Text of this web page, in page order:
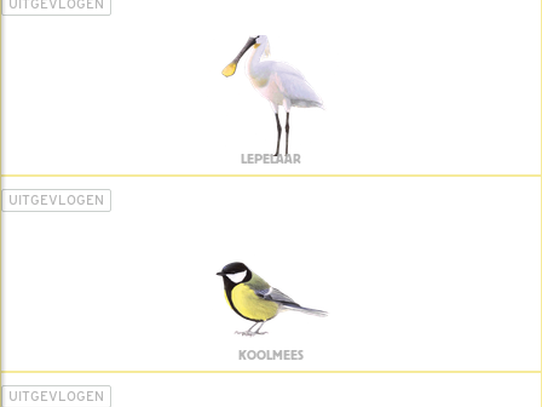
UITGEVLOGEN
LEPELAAR
UITGEVLOGEN
KOOLMEES
UITGEVLOGEN